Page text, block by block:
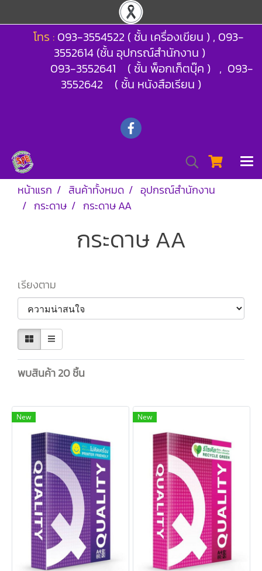
โทร : 093-3554522 ( ชั้น เครื่องเขียน ) , 093-
3552614 (ชั้น อุปกรณ์สำนักงาน )
093-3552641 ( ชั้น พ็อกเก็ตบุ๊ค ) , 093-
3552642 ( ชั้น หนังสือเรียน )
หน้าแรก สินค้าทั้งหมด
อุปกรณ์สำนักงาน
กระดาษ
กระดาษ AA
กระดาษ AA
เรียงตาม
พบสินค้า 20 ชิ้น
New New